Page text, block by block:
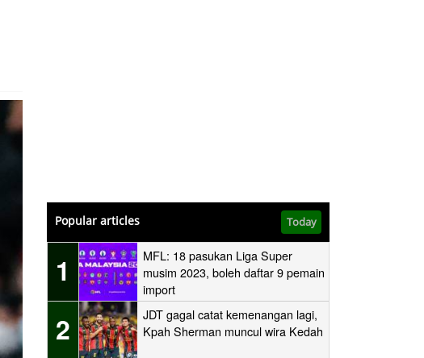
Popular articles Today
1
MFL: 18 pasukan Liga Super
musim 2023, boleh daftar 9 pemain
import
2
JDT gagal catat kemenangan lagi,
Kpah Sherman muncul wira Kedah